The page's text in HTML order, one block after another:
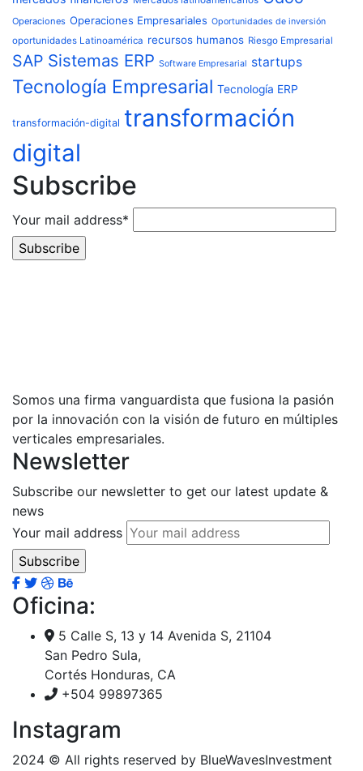
Operaciones Operaciones Empresariales Oportunidades de inversión
oportunidades Latinoamérica recursos humanos Riesgo Empresarial
SAP Sistemas ERP Software Empresarial startups
Tecnología Empresarial Tecnología ERP
transformación-digital transformación
digital
Subscribe
Your mail address*
Somos una firma vanguardista que fusiona la pasión
por la innovación con la visión de futuro en múltiples
verticales empresariales.
Newsletter
Subscribe our newsletter to get our latest update &
news
Your mail address
Oficina:
5 Calle S, 13 y 14 Avenida S, 21104
San Pedro Sula,
Cortés Honduras, CA
+504 99897365
Instagram
2024 © All rights reserved by BlueWavesInvestment